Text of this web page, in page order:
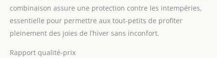
combinaison assure une protection contre les intempéries,
essentielle pour permettre aux tout-petits de profiter
pleinement des joies de l’hiver sans inconfort.
Rapport qualité-prix